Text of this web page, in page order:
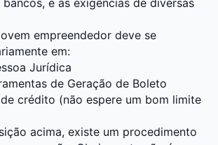
e as exigências de diversas
empreendedor deve se
em:
Jurídica
de Geração de Boleto
crédito (não espere um bom limite
acima, existe um procedimento